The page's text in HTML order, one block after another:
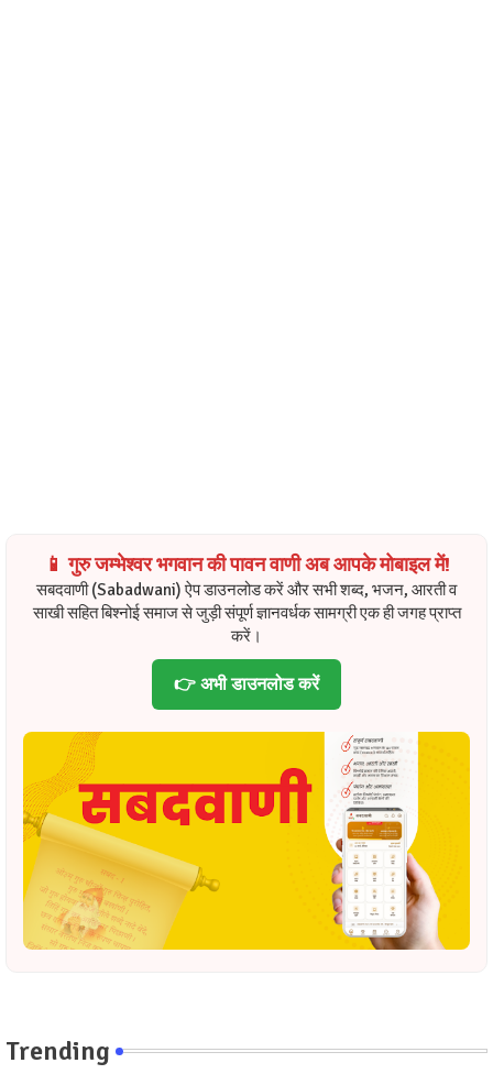
📱 गुरु जम्भेश्वर भगवान की पावन वाणी अब आपके मोबाइल में!
सबदवाणी (Sabadwani) ऐप डाउनलोड करें और सभी शब्द, भजन, आरती व
साखी सहित बिश्नोई समाज से जुड़ी संपूर्ण ज्ञानवर्धक सामग्री एक ही जगह प्राप्त
करें।
👉 अभी डाउनलोड करें
Trending